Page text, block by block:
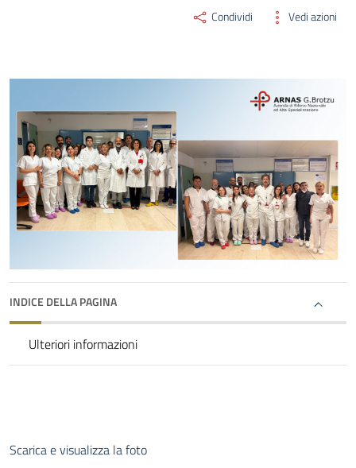
Condividi Vedi azioni
INDICE DELLA PAGINA
Ulteriori informazioni
Scarica e visualizza la foto